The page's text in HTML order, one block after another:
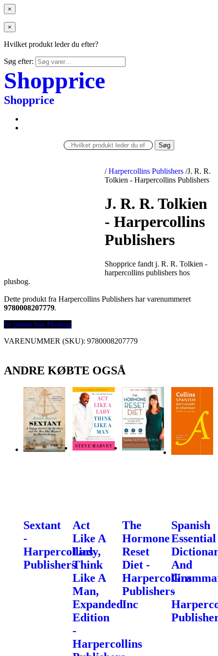
×
×
Hvilket produkt leder du efter?
Søg efter:
Shopprice
Shopprice
Søg
/ Harpercollins Publishers /J. R. R.
Tolkien - Harpercollins Publishers
J. R. R. Tolkien
- Harpercollins
Publishers
Shopprice fandt j. R. R. Tolkien -
harpercollins publishers hos
plusbog.
Dette produkt fra Harpercollins Publishers har varenummeret
9780008207779.
Se prisen hos Plusbog
VARENUMMER (SKU): 9780008207779
ANDRE KØBTE OGSÅ
Sextant
-
Harpercollins
Publishers
Act
Like A
Lady,
Think
Like A
Man,
Expanded
Edition
-
Harpercollins
The
Hormone
Reset
Diet -
Harpercollins
Publishers
Inc
Spanish
Essential
And
-